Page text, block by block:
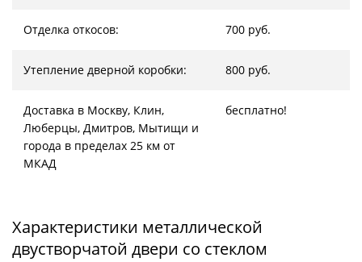
Отделка откосов: 700 руб.
Утепление дверной коробки: 800 руб.
Доставка в Москву, Клин,
Люберцы, Дмитров, Мытищи и
города в пределах 25 км от
МКАД
бесплатно!
Характеристики металлической
двустворчатой двери со стеклом